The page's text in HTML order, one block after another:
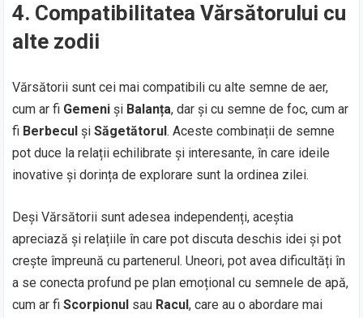
4. Compatibilitatea Vărsătorului cu
alte zodii
Vărsătorii sunt cei mai compatibili cu alte semne de aer,
cum ar fi Gemeni și Balanța, dar și cu semne de foc, cum ar
fi Berbecul șiSăgetătorul. Aceste combinații de semne
pot duce la relații echilibrate și interesante, în care ideile
inovative și dorința de explorare sunt la ordinea zilei.
Deși Vărsătorii sunt adesea independenți, aceștia
apreciază și relațiile în care pot discuta deschis idei și pot
crește împreună cu partenerul. Uneori, pot avea dificultăți în
a se conecta profund pe plan emoțional cu semnele de apă,
cum ar fiScorpionul sau Racul, care au o abordare mai